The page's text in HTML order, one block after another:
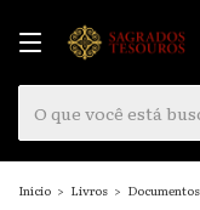
Início > Livros >